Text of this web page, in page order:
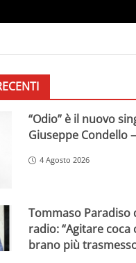
“Odio” è il nuovo
Giuseppe Condello
4 Agosto 2026
Tommaso Paradiso
radio: “Agitare coca
brano più